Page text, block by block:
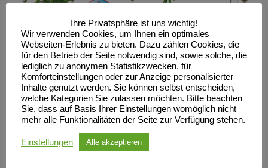
zu sagen: Danke, dass ihr
mit und bei uns tanzt! Wir freuen uns
Ihre Privatsphäre ist uns wichtig!
Wir verwenden Cookies, um Ihnen ein optimales
Webseiten-Erlebnis zu bieten. Dazu zählen Cookies, die
für den Betrieb der Seite notwendig sind, sowie solche, die
lediglich zu anonymen Statistikzwecken, für
Komforteinstellungen oder zur Anzeige personalisierter
Inhalte genutzt werden. Sie können selbst entscheiden,
welche Kategorien Sie zulassen möchten. Bitte beachten
Sie, dass auf Basis Ihrer Einstellungen womöglich nicht
mehr alle Funktionalitäten der Seite zur Verfügung stehen.
Einstellungen Alle akzeptieren